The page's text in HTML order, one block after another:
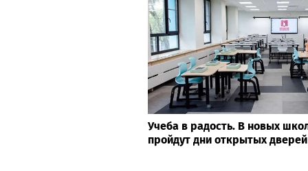
Учеба в радость. В новых
пройдут дни открытых дверей